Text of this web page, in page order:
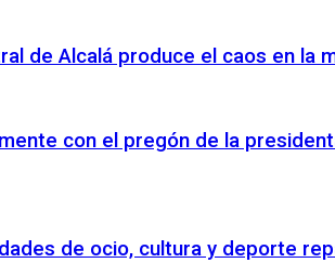
de Alcalá produce el caos en la
con el pregón de la
de ocio, cultura y deporte